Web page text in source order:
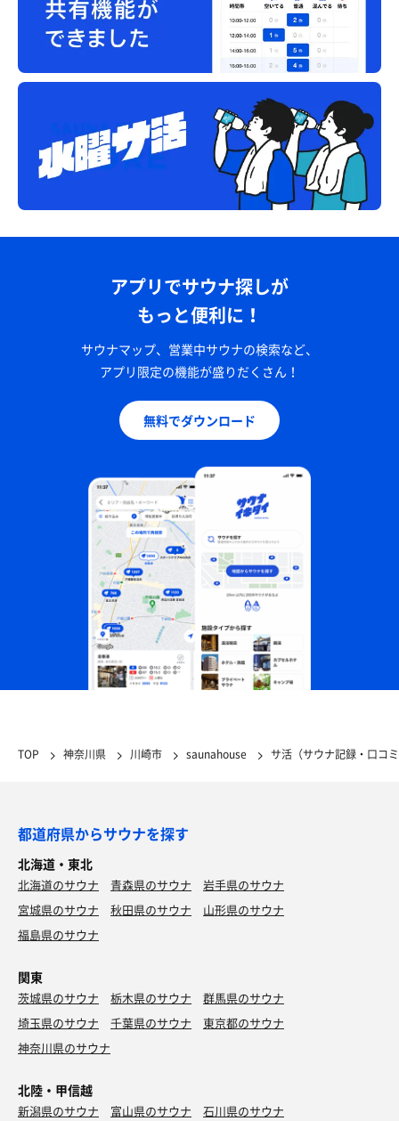
アプリでサウナ探しが
もっと便利に！
サウナマップ、営業中サウナの検索など、
アプリ限定の機能が盛りだくさん！
無料でダウンロード
TOP 神奈川県 川崎市 saunahouse サ活（サウナ記録・口コ
都道府県からサウナを探す
北海道・東北
北海道のサウナ 青森県のサウナ
岩手県のサウナ
宮城県のサウナ
秋田県のサウナ
山形県のサウナ
福島県のサウナ
関東
茨城県のサウナ 栃木県のサウナ
群馬県のサウナ
埼玉県のサウナ
千葉県のサウナ
東京都のサウナ
神奈川県のサウナ
北陸・甲信越
新潟県のサウナ 富山県のサウナ
石川県のサウナ